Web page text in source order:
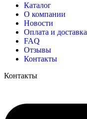
Каталог
О компании
Новости
Оплата и доставка
FAQ
Отзывы
Контакты
Контакты